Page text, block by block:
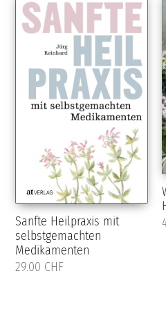
Sanfte Heilpraxis mit
selbstgemachten
Medikamenten
29.00 CHF